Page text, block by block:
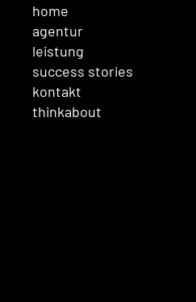
home
agentur
leistung
success stories
kontakt
thinkabout